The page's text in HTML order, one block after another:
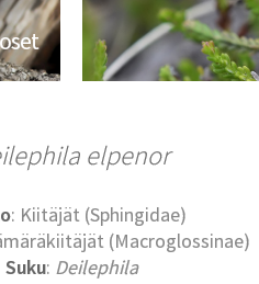
elpenor
: Kiitäjät (Sphingidae)
(Macroglossinae)
Suku: Deilephila